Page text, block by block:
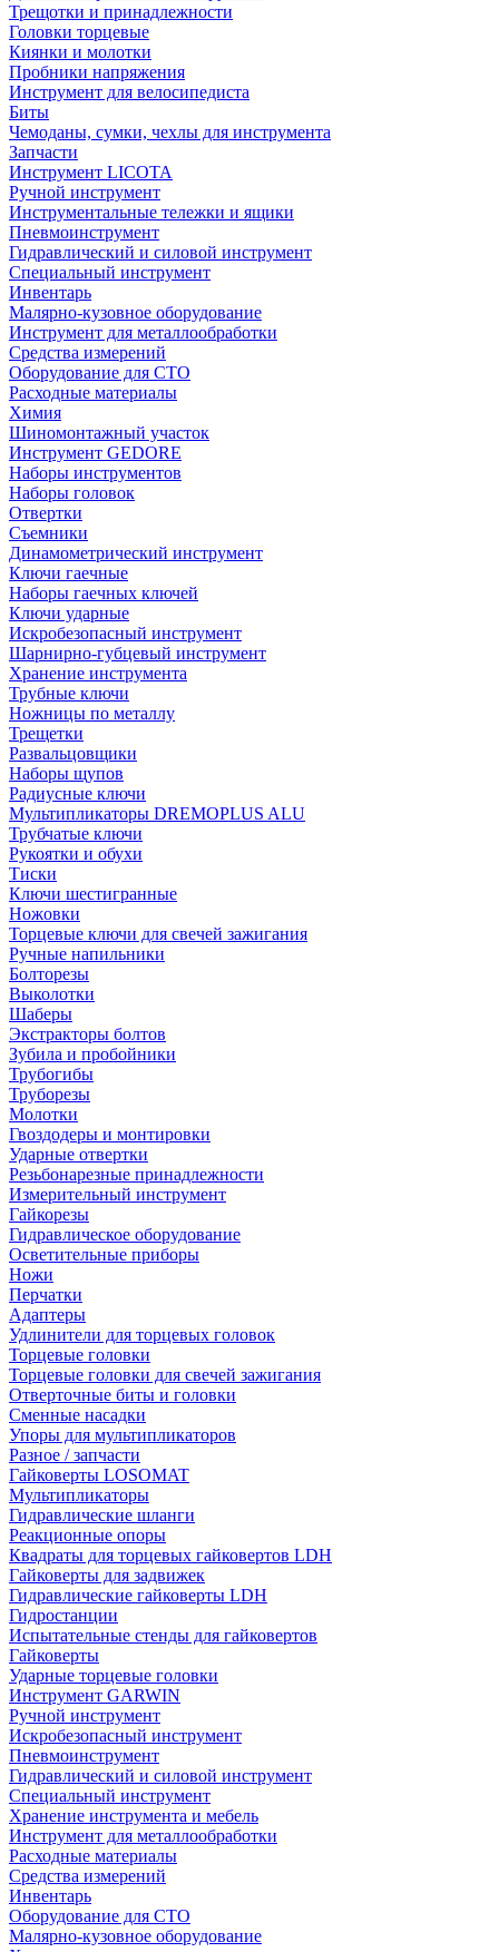
Трещотки и принадлежности
Головки торцевые
Киянки и молотки
Пробники напряжения
Инструмент для велосипедиста
Биты
Чемоданы, сумки, чехлы для инструмента
Запчасти
Инструмент LICOTA
Ручной инструмент
Инструментальные тележки и ящики
Пневмоинструмент
Гидравлический и силовой инструмент
Специальный инструмент
Инвентарь
Малярно-кузовное оборудование
Инструмент для металлообработки
Средства измерений
Оборудование для СТО
Расходные материалы
Химия
Шиномонтажный участок
Инструмент GEDORE
Наборы инструментов
Наборы головок
Отвертки
Съемники
Динамометрический инструмент
Ключи гаечные
Наборы гаечных ключей
Ключи ударные
Искробезопасный инструмент
Шарнирно-губцевый инструмент
Хранение инструмента
Трубные ключи
Ножницы по металлу
Трещетки
Развальцовщики
Наборы щупов
Радиусные ключи
Мультипликаторы DREMOPLUS ALU
Трубчатые ключи
Рукоятки и обухи
Тиски
Ключи шестигранные
Ножовки
Торцевые ключи для свечей зажигания
Ручные напильники
Болторезы
Выколотки
Шаберы
Экстракторы болтов
Зубила и пробойники
Трубогибы
Труборезы
Молотки
Гвоздодеры и монтировки
Ударные отвертки
Резьбонарезные принадлежности
Измерительный инструмент
Гайкорезы
Гидравлическое оборудование
Осветительные приборы
Ножи
Перчатки
Адаптеры
Удлинители для торцевых головок
Торцевые головки
Торцевые головки для свечей зажигания
Отверточные биты и головки
Сменные насадки
Упоры для мультипликаторов
Разное / запчасти
Гайковерты LOSOMAT
Мультипликаторы
Гидравлические шланги
Реакционные опоры
Квадраты для торцевых гайковертов LDH
Гайковерты для задвижек
Гидравлические гайковерты LDH
Гидростанции
Испытательные стенды для гайковертов
Гайковерты
Ударные торцевые головки
Инструмент GARWIN
Ручной инструмент
Искробезопасный инструмент
Пневмоинструмент
Гидравлический и силовой инструмент
Специальный инструмент
Хранение инструмента и мебель
Инструмент для металлообработки
Расходные материалы
Средства измерений
Инвентарь
Оборудование для СТО
Малярно-кузовное оборудование